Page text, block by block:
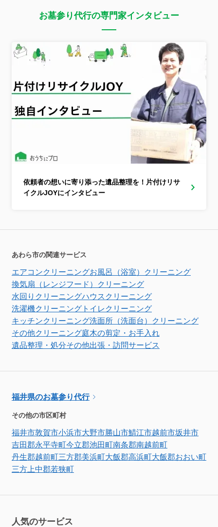
お墓参り代行の専門家インタビュー
依頼者の想いに寄り添った遺品整理を！片付けリサ
イクルJOYにインタビュー
あわら市の関連サービス
エアコンクリーニングお風呂（浴室）クリーニング
換気扇（レンジフード）クリーニング
水回りクリーニングハウスクリーニング
洗濯機クリーニング トイレクリーニング
キッチンクリーニング洗面所（洗面台）クリーニング
その他クリーニング庭木の剪定・お手入れ
遺品整理・処分その他出張・訪問サービス
福井県のお墓参り代行
その他の市区町村
福井市敦賀市小浜市大野市勝山市鯖江市越前市坂井市
吉田郡永平寺町今立郡池田町南条郡南越前町
丹生郡越前町三方郡美浜町大飯郡高浜町大飯郡おおい町
三方上中郡若狭町
人気のサービス